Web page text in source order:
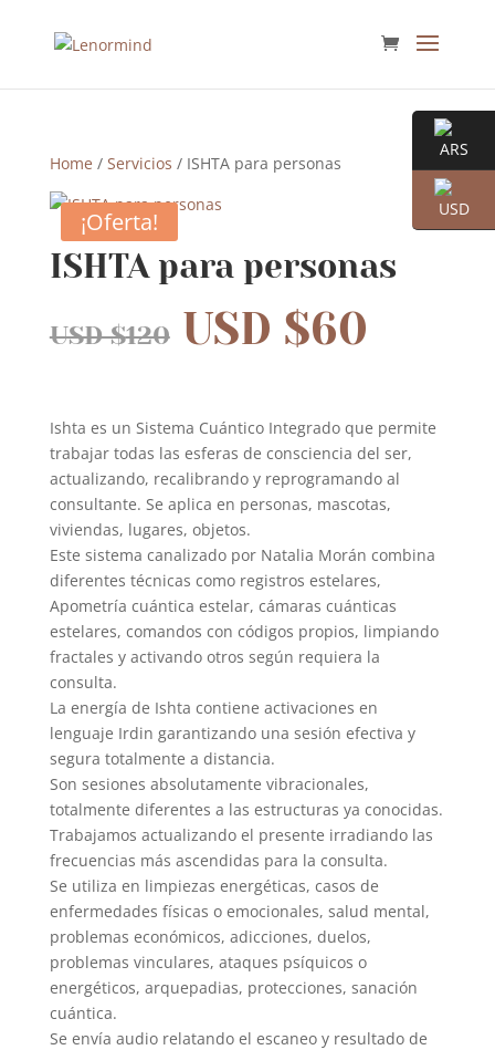
Home / Servicios / ISHTA para personas
¡Oferta!
ISHTA para personas
USD $120 USD $60
Ishta es un Sistema Cuántico Integrado que permite
trabajar todas las esferas de consciencia del ser,
actualizando, recalibrando y reprogramando al
consultante. Se aplica en personas, mascotas,
viviendas, lugares, objetos.
Este sistema canalizado por Natalia Morán combina
diferentes técnicas como registros estelares,
Apometría cuántica estelar, cámaras cuánticas
estelares, comandos con códigos propios, limpiando
fractales y activando otros según requiera la
consulta.
La energía de Ishta contiene activaciones en
lenguaje Irdin garantizando una sesión efectiva y
segura totalmente a distancia.
Son sesiones absolutamente vibracionales,
totalmente diferentes a las estructuras ya conocidas.
Trabajamos actualizando el presente irradiando las
frecuencias más ascendidas para la consulta.
Se utiliza en limpiezas energéticas, casos de
enfermedades físicas o emocionales, salud mental,
problemas económicos, adicciones, duelos,
problemas vinculares, ataques psíquicos o
energéticos, arquepadias, protecciones, sanación
cuántica.
Se envía audio relatando el escaneo y resultado de